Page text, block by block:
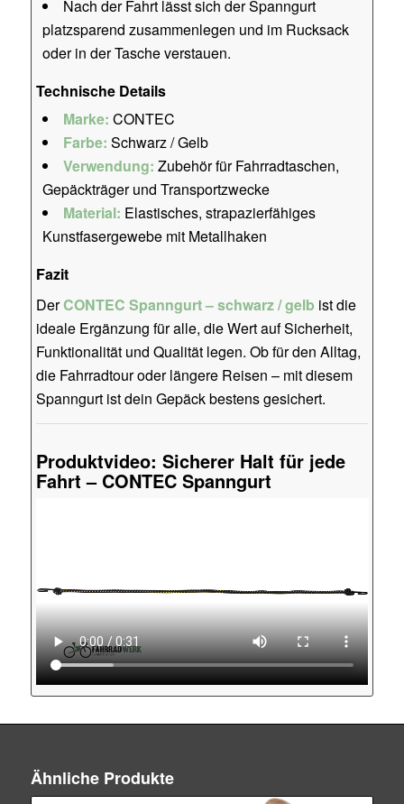
Nach der Fahrt lässt sich der Spanngurt
platzsparend zusammenlegen und im Rucksack
oder in der Tasche verstauen.
Technische Details
Marke: CONTEC
Farbe: Schwarz / Gelb
Verwendung: Zubehör für Fahrradtaschen,
Gepäckträger und Transportzwecke
Material: Elastisches, strapazierfähiges
Kunstfasergewebe mit Metallhaken
Fazit
DerCONTEC Spanngurt – schwarz / gelb ist die
ideale Ergänzung für alle, die Wert auf Sicherheit,
Funktionalität und Qualität legen. Ob für den Alltag,
die Fahrradtour oder längere Reisen – mit diesem
Spanngurt ist dein Gepäck bestens gesichert.
Produktvideo: Sicherer Halt für jede
Fahrt – CONTEC Spanngurt
Ähnliche Produkte